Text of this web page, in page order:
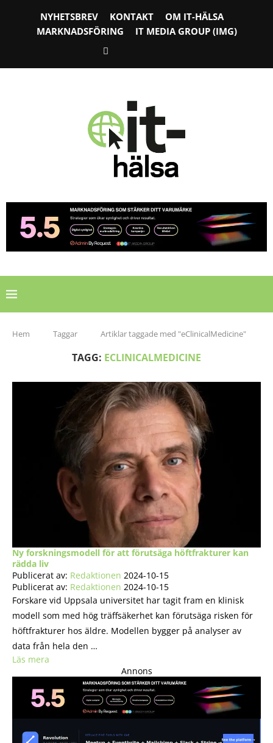
NYHETSBREV KONTAKT
OM IT-HÄLSA
MARKNADSFÖRING
IT MEDIA GROUP (IMG)
Hem Taggar Artiklar taggade med "eClinicalMedicine"
TAGG: ECLINICALMEDICINE
Ny forskningsmodell för att förutsäga höftfrakturer kan
rädda liv
Publicerat av: Redaktionen 2024-10-15
Publicerat av: Redaktionen 2024-10-15
Forskare vid Uppsala universitet har tagit fram en klinisk
modell som med hög träffsäkerhet kan förutsäga risken för
höftfrakturer hos äldre. Modellen bygger på analyser av
data från hela den …
Läs mera
Annons